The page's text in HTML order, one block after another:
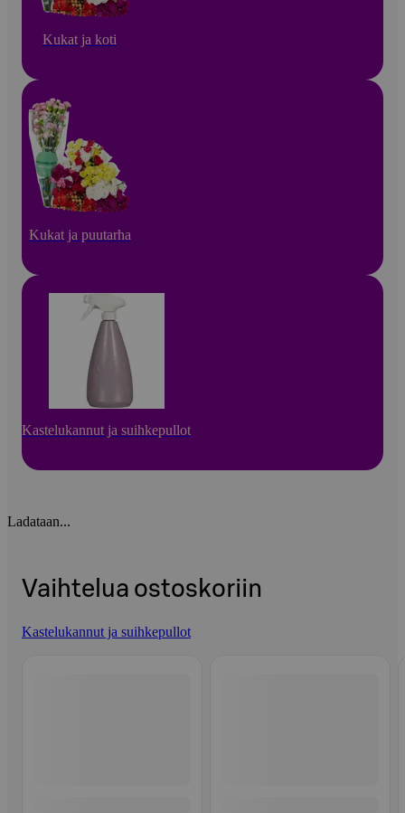
Kukat ja koti
Kukat ja puutarha
Kastelukannut ja suihkepullot
Ladataan...
Vaihtelua ostoskoriin
Kastelukannut ja suihkepullot